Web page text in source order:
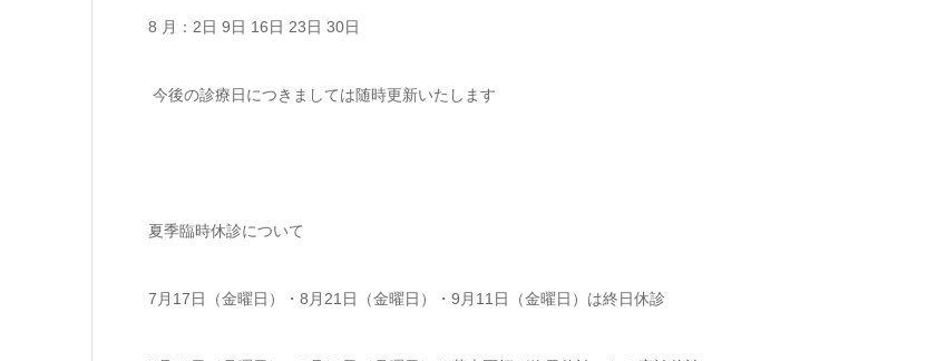
8 月：2日 9日 16日 23日 30日
今後の診療日につきましては随時更新いたします
夏季臨時休診について
7月17日（金曜日）・8月21日（金曜日）・9月11日（金曜日）は終日休診